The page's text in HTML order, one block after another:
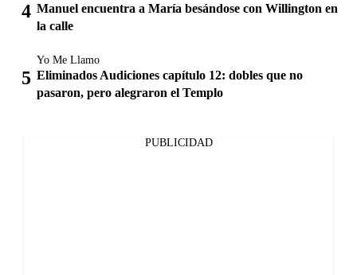
Manuel encuentra a María besándose con Willington en
la calle
Yo Me Llamo
Eliminados Audiciones capítulo 12: dobles que no
pasaron, pero alegraron el Templo
PUBLICIDAD